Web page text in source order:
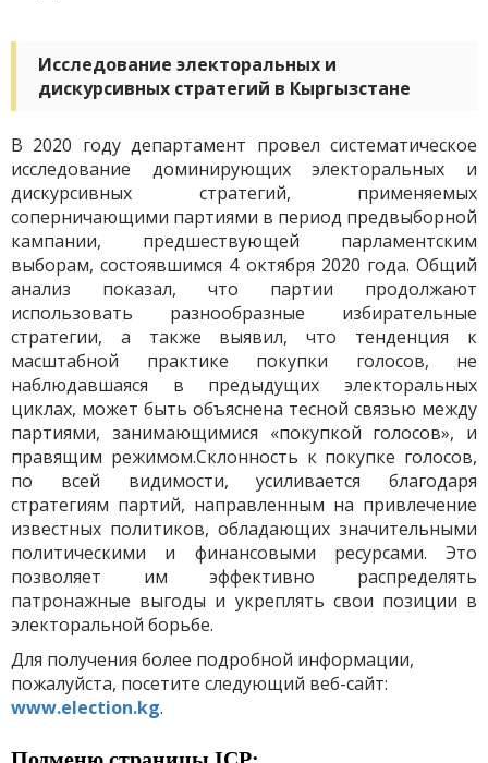
Исследование электоральных и
дискурсивных стратегий в Кыргызстане
В 2020 году департамент провел систематическое
исследование доминирующих электоральных и
дискурсивных стратегий, применяемых
соперничающими партиями в период предвыборной
кампании, предшествующей парламентским
выборам, состоявшимся 4 октября 2020 года. Общий
анализ показал, что партии продолжают
использовать разнообразные избирательные
стратегии, а также выявил, что тенденция к
масштабной практике покупки голосов, не
наблюдавшаяся в предыдущих электоральных
циклах, может быть объяснена тесной связью между
партиями, занимающимися «покупкой голосов», и
правящим режимом.Склонность к покупке голосов,
по всей видимости, усиливается благодаря
стратегиям партий, направленным на привлечение
известных политиков, обладающих значительными
политическими и финансовыми ресурсами. Это
позволяет им эффективно распределять
патронажные выгоды и укреплять свои позиции в
электоральной борьбе.
Для получения более подробной информации,
пожалуйста, посетите следующий веб-сайт:
www.election.kg.